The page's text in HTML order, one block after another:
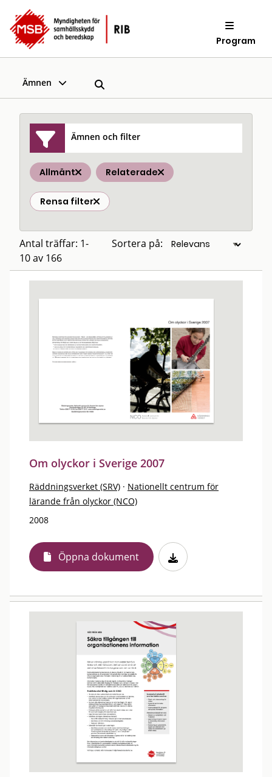
Program
Ämnen
Ämnen och filter
Allmänt Relaterade
Rensa filter
Antal träffar: 1-
10 av 166
Sortera på:
Om olyckor i Sverige 2007
Räddningsverket (SRV) · Nationellt centrum för
lärande från olyckor (NCO)
2008
Öppna dokument